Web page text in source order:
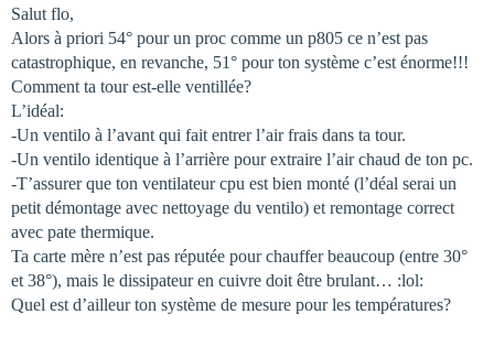
Salut flo,
Alors à priori 54° pour un proc comme un p805 ce n’est pas
catastrophique, en revanche, 51° pour ton système c’est énorme!!!
Comment ta tour est-elle ventillée?
L’idéal:
-Un ventilo à l’avant qui fait entrer l’air frais dans ta tour.
-Un ventilo identique à l’arrière pour extraire l’air chaud de ton pc.
-T’assurer que ton ventilateur cpu est bien monté (l’déal serai un
petit démontage avec nettoyage du ventilo) et remontage correct
avec pate thermique.
Ta carte mère n’est pas réputée pour chauffer beaucoup (entre 30°
et 38°), mais le dissipateur en cuivre doit être brulant… :lol:
Quel est d’ailleur ton système de mesure pour les températures?